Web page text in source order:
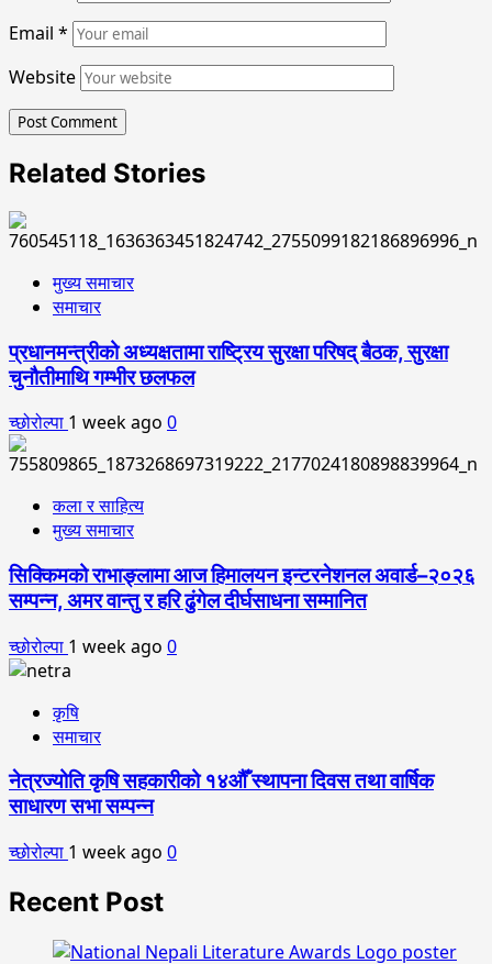
Email *
Website
Related Stories
मुख्य समाचार
समाचार
प्रधानमन्त्रीको अध्यक्षतामा राष्ट्रिय सुरक्षा परिषद् बैठक, सुरक्षा
चुनौतीमाथि गम्भीर छलफल
च्छोरोल्पा 1 week ago 0
कला र साहित्य
मुख्य समाचार
सिक्किमको राभाङ्लामा आज हिमालयन इन्टरनेशनल अवार्ड–२०२६
सम्पन्न, अमर वान्तु र हरि ढुंगेल दीर्घसाधना सम्मानित
च्छोरोल्पा 1 week ago 0
कृषि
समाचार
नेत्रज्योति कृषि सहकारीको १४औँ स्थापना दिवस तथा वार्षिक
साधारण सभा सम्पन्न
च्छोरोल्पा 1 week ago 0
Recent Post